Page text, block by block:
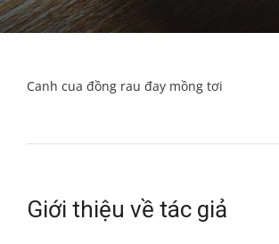
Canh cua đồng rau đay mồng tơi
Giới thiệu về tác giả